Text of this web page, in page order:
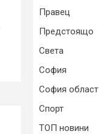
Правец
Предстоящо
Света
София
София област
Спорт
ТОП новини